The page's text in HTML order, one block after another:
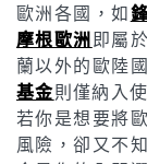
歐洲各國，如
摩根歐洲即屬
蘭以外的歐陸
基金則僅納入
若你是想要將
風險，卻又不